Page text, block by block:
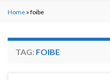
Home » foibe
TAG: FOIBE